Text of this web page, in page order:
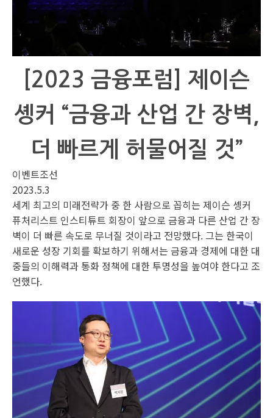
[2023 금융포럼] 제이슨
솅커 “금융과 산업 간 장벽,
더 빠르게 허물어질 것”
이벤트조선
2023.5.3
세계 최고의 미래전략가 중 한 사람으로 꼽히는 제이슨 솅커
퓨처리스트 인스티튜트 회장이 앞으로 금융과 다른 산업 간 장
벽이 더 빠른 속도로 무너질 것이라고 전망했다. 그는 한국이
새로운 성장 기회를 확보하기 위해서는 금융과 경제에 대한 대
중들의 이해력과 통화 정책에 대한 투명성을 높여야 한다고 조
언했다.